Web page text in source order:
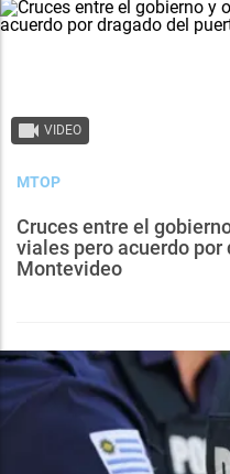
VIDEO
MTOP
Cruces entre el
viales pero acuerdo por
Montevideo